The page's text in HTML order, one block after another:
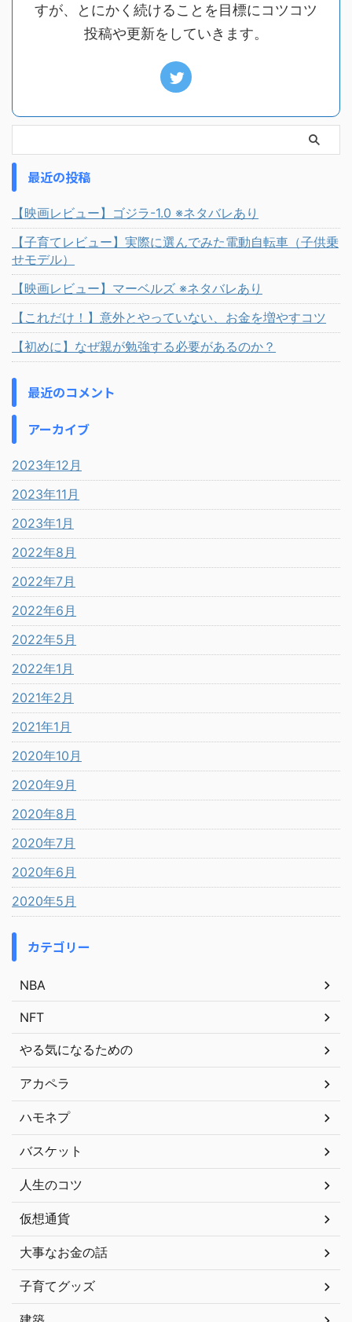
すが、とにかく続けることを目標にコツコツ
投稿や更新をしていきます。
最近の投稿
【映画レビュー】ゴジラ-1.0 ※ネタバレあり
【子育てレビュー】実際に選んでみた電動自転車（子供乗
せモデル）
【映画レビュー】マーベルズ ※ネタバレあり
【これだけ！】意外とやっていない、お金を増やすコツ
【初めに】なぜ親が勉強する必要があるのか？
最近のコメント
アーカイブ
2023年12月
2023年11月
2023年1月
2022年8月
2022年7月
2022年6月
2022年5月
2022年1月
2021年2月
2021年1月
2020年10月
2020年9月
2020年8月
2020年7月
2020年6月
2020年5月
カテゴリー
NBA
NFT
やる気になるための
アカペラ
ハモネプ
バスケット
人生のコツ
仮想通貨
大事なお金の話
子育てグッズ